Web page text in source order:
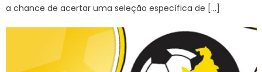
a chance de acertar uma seleção específica de […]